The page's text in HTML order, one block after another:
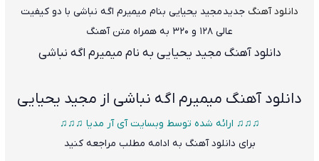
دانلود آهنگ جدید مجید یحیایی بنام میمیرم اگه نباشی با دو کیفیت
عالی ۱۲۸ و ۳۲۰ به همراه متن آهنگ
دانلود آهنگ مجید یحیایی به نام میمیرم اگه نباشی
دانلود آهنگ میمیرم اگه نباشی از مجید یحیایی
♫♫♫ ارائه شده توسط وبسایت آی آر مدیا ♫♫♫
برای دانلود آهنگ به ادامه مطلب مراجعه کنید